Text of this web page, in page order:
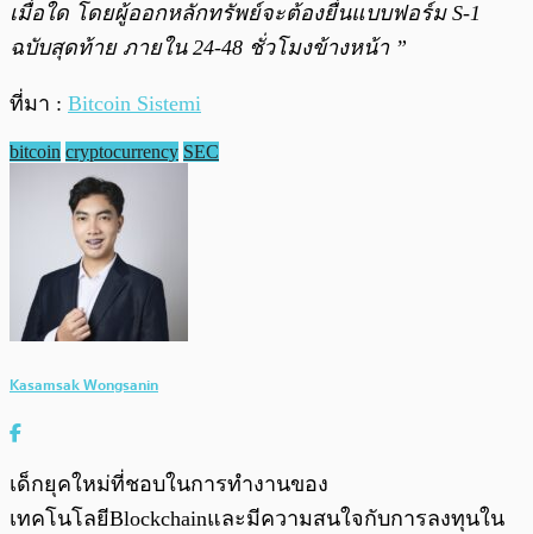
เมื่อใด โดยผู้ออกหลักทรัพย์จะต้องยื่นแบบฟอร์ม S-1
ฉบับสุดท้าย ภายใน 24-48 ชั่วโมงข้างหน้า ”
ที่มา : Bitcoin Sistemi
bitcoin cryptocurrency SEC
Kasamsak Wongsanin
เด็กยุคใหม่ที่ชอบในการทำงานของ
เทคโนโลยีBlockchainและมีความสนใจกับการลงทุนใน